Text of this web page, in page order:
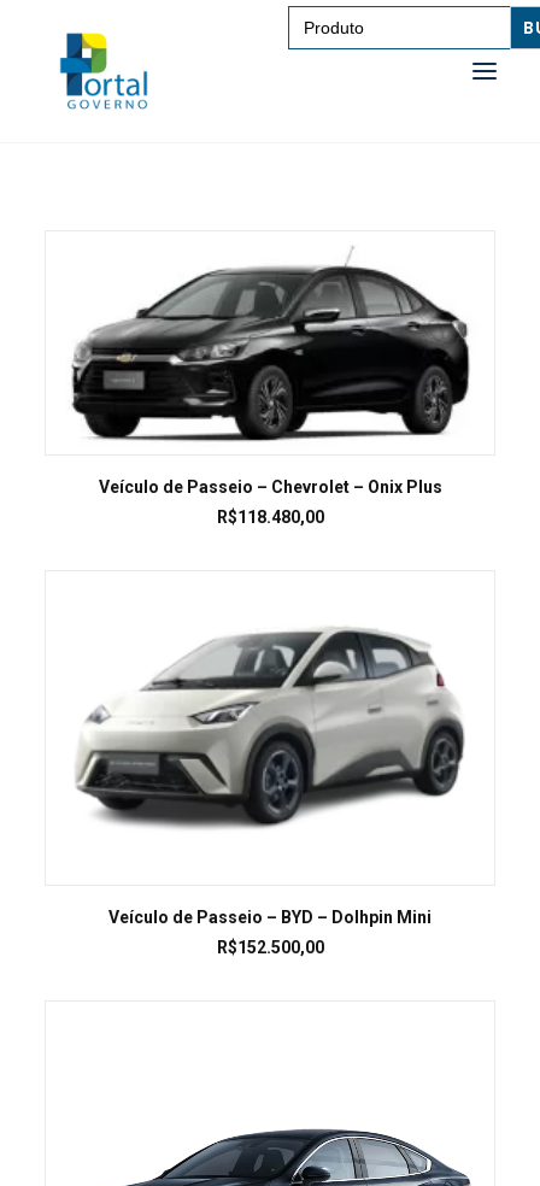
Search
for:
TRANSPORTE DE CARGAS
EDUCAÇÃO
TECNOLOGIA
OUTROS
LEIA MAIS
Veículo de Passeio – Chevrolet – Onix Plus
R$118.480,00
LEIA MAIS
Veículo de Passeio – BYD – Dolhpin Mini
R$152.500,00